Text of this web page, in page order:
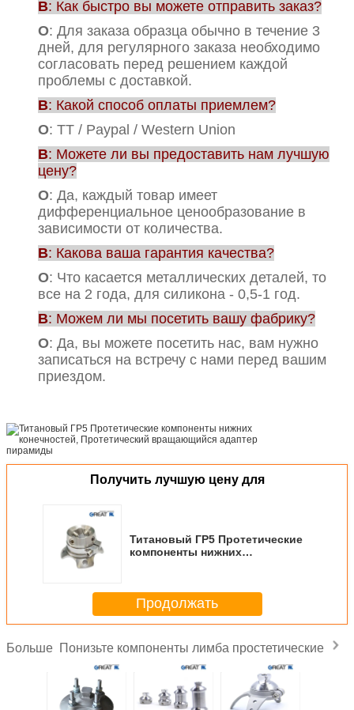
В: Как быстро вы можете отправить заказ?
О: Для заказа образца обычно в течение 3
дней, для регулярного заказа необходимо
согласовать перед решением каждой
проблемы с доставкой.
В: Какой способ оплаты приемлем?
О: TT / Paypal / Western Union
В: Можете ли вы предоставить нам лучшую
цену?
О: Да, каждый товар имеет
дифференциальное ценообразование в
зависимости от количества.
В: Какова ваша гарантия качества?
О: Что касается металлических деталей, то
все на 2 года, для силикона - 0,5-1 год.
В: Можем ли мы посетить вашу фабрику?
О: Да, вы можете посетить нас, вам нужно
записаться на встречу с нами перед вашим
приездом.
Получить лучшую цену для
Титановый ГР5 Протетические
компоненты нижних
пирамиды
Продолжать
Больше Понизьте компоненты лимба простетические